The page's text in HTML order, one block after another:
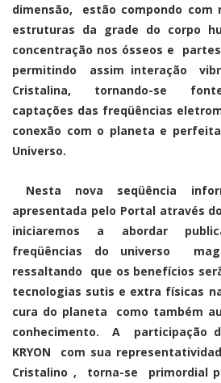
dimensão, estão compondo com
estruturas da grade do corpo
concentração nos ósseos e
permitindo assim interação
Cristalina, tornando-se
captações das freqüências
conexão com o planeta e
Universo.
Nesta nova seqüência
apresentada pelo Portal através
iniciaremos a abordar
freqüências do universo
ressaltando que os benefícios
tecnologias sutis e extra físicas
cura do planeta como também
conhecimento. A participação
KRYON com sua
Cristalino , torna-se primordial